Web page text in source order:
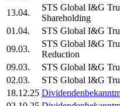
13.04.
STS Global I&G
Shareholding
01.04.
STS Global I&G
09.03.
STS Global I&G
Reduction
09.03.
STS Global I&G
02.03.
STS Global I&G
18.12.25